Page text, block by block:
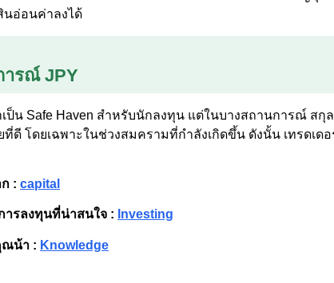
นอ่อนค่าลงได้
ารณ์ JPY
ป็น Safe Haven สำหรับนักลงทุน แต่ในบางสถานการณ์ สกุ
ดี โดยเฉพาะในช่วงสมครามที่กำลังเกิดขึ้น ดังนั้น เทรดเด
: capital
ารลงทุนที่น่าสนใจ : Investing
ณน้า : Knowledge